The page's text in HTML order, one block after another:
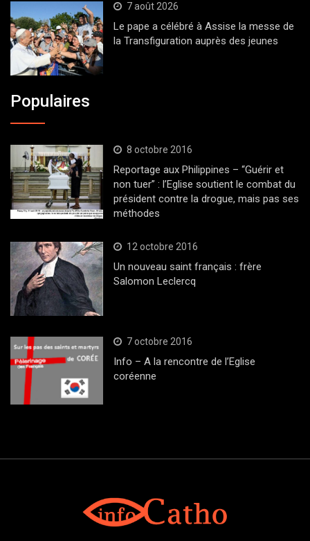
7 août 2026
Le pape a célébré à Assise la messe de
la Transfiguration auprès des jeunes
Populaires
8 octobre 2016
Reportage aux Philippines – “Guérir et
non tuer” : l’Eglise soutient le combat du
président contre la drogue, mais pas ses
méthodes
12 octobre 2016
Un nouveau saint français : frère
Salomon Leclercq
7 octobre 2016
Info – A la rencontre de l’Eglise
coréenne